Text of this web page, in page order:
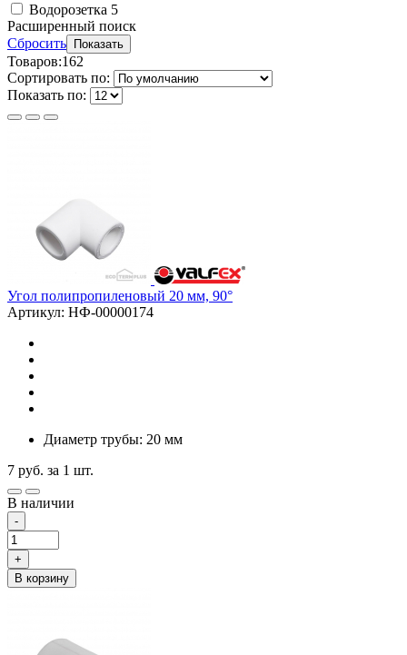
Водорозетка 5
Расширенный поиск
Сбросить Показать
Товаров:162
Сортировать по:
Показать по:
Угол полипропиленовый 20 мм, 90°
Артикул: НФ-00000174
Диаметр трубы: 20 мм
7 руб. за 1 шт.
В наличии
-
+
В корзину